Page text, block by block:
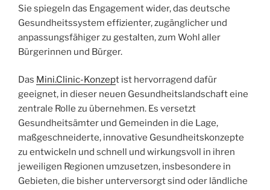
Sie spiegeln das Engagement wider, das deutsche
Gesundheitssystem effizienter, zugänglicher und
anpassungsfähiger zu gestalten, zum Wohl aller
Bürgerinnen und Bürger.
Das Mini.Clinic-Konzept ist hervorragend dafür
geeignet, in dieser neuen Gesundheitslandschaft eine
zentrale Rolle zu übernehmen. Es versetzt
Gesundheitsämter und Gemeinden in die Lage,
maßgeschneiderte, innovative Gesundheitskonzepte
zu entwickeln und schnell und wirkungsvoll in ihren
jeweiligen Regionen umzusetzen, insbesondere in
Gebieten, die bisher unterversorgt sind oder ländliche